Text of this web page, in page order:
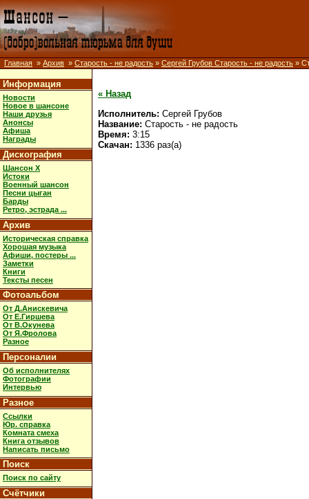
Главная » Архив » Старость - не радость » Сергей Грубов Старость - не радость »
Информация
Новости
Новое в шансоне
Наши друзья
Анонсы
Афиша
Награды
Дискография
Шансон X
Истоки
Военный шансон
Песни цыган
Барды
Ретро, эстрада ...
Архив
Историческая справка
Хорошая музыка
Афиши, постеры ...
Заметки
Книги
Тексты песен
Фотоальбом
От Д.Анискевича
От Е.Гиршева
От В.Окунева
От Я.Фролова
Разное
Персоналии
Об исполнителях
Фотографии
Интервью
Разное
Ссылки
Юр. справка
Комната смеха
Книга отзывов
Написать письмо
Поиск
Поиск по сайту
Счётчики
« Назад
Исполнитель: Сергей Грубов
Название: Старость - не радость
Время: 3:15
Скачан: 1336 раз(а)